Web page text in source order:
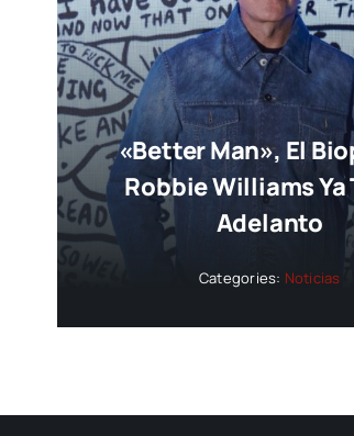
«Better Man», El
Robbie Williams Ya
Adelanto
Categories: Noticias